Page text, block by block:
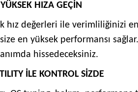
YÜKSEK HIZA GEÇİN
hız değerleri ile verimliliğinizi
en yüksek performansı
hissedeceksiniz.
İLE KONTROL SİZDE